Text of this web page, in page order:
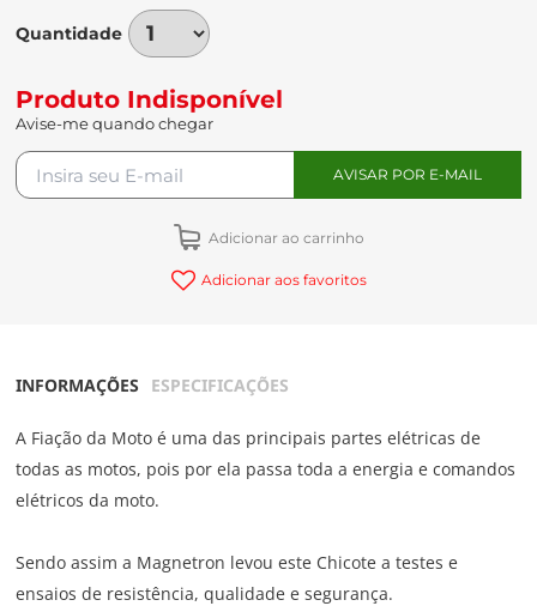
Quantidade
Produto Indisponível
Avise-me quando chegar
Adicionar ao carrinho
Adicionar aos favoritos
INFORMAÇÕES ESPECIFICAÇÕES
A Fiação da Moto é uma das principais partes elétricas de
todas as motos, pois por ela passa toda a energia e comandos
elétricos da moto.
Sendo assim a Magnetron levou este Chicote a testes e
ensaios de resistência, qualidade e segurança.